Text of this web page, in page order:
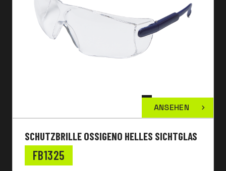
ANSEHEN
SCHUTZBRILLE OSSIGENO HELLES SICHTGLAS
FB1325